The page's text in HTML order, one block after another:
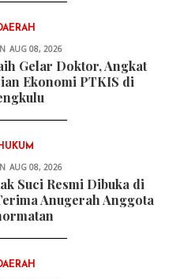
AUG 08, 2026
Gelar Doktor, Angkat
Ekonomi PTKIS di
AUG 08, 2026
Suci Resmi Dibuka di
Anugerah Anggota